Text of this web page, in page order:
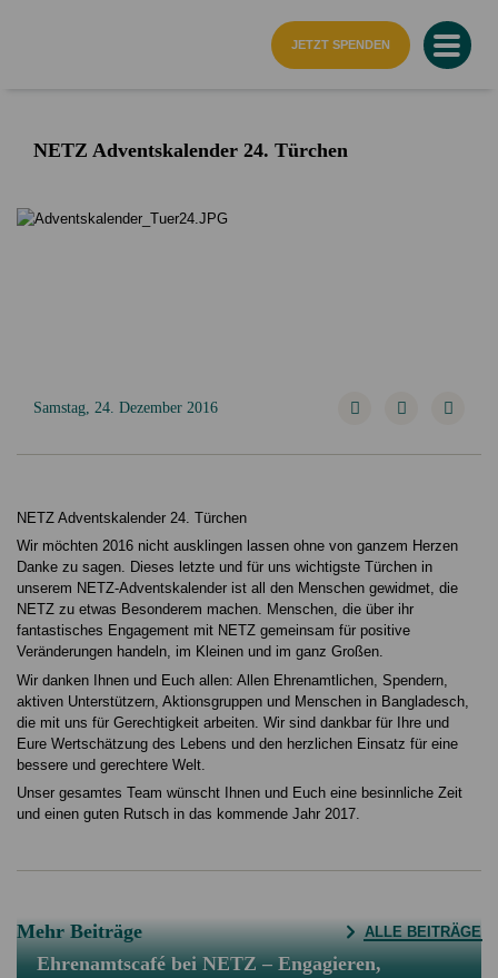
JETZT SPENDEN
NETZ Adventskalender 24. Türchen
Samstag, 24. Dezember 2016
NETZ Adventskalender 24. Türchen
Wir möchten 2016 nicht ausklingen lassen ohne von ganzem Herzen
Danke zu sagen. Dieses letzte und für uns wichtigste Türchen in
unserem NETZ-Adventskalender ist all den Menschen gewidmet, die
NETZ zu etwas Besonderem machen. Menschen, die über ihr
fantastisches Engagement mit NETZ gemeinsam für positive
Veränderungen handeln, im Kleinen und im ganz Großen.
Wir danken Ihnen und Euch allen: Allen Ehrenamtlichen, Spendern,
aktiven Unterstützern, Aktionsgruppen und Menschen in Bangladesch,
die mit uns für Gerechtigkeit arbeiten. Wir sind dankbar für Ihre und
Eure Wertschätzung des Lebens und den herzlichen Einsatz für eine
bessere und gerechtere Welt.
Unser gesamtes Team wünscht Ihnen und Euch eine besinnliche Zeit
und einen guten Rutsch in das kommende Jahr 2017.
Mehr Beiträge ALLE BEITRÄGE
Ehrenamtscafé bei NETZ – Engagieren,